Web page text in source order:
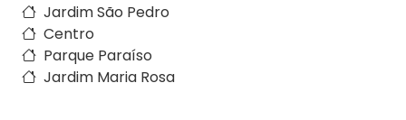
Jardim São Pedro
Centro
Parque Paraíso
Jardim Maria Rosa